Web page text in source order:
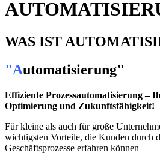
WAS IST
"Automatisierung"
Effiziente Prozessautomatisierung –
Optimierung und Zukunftsfähigkeit!
Für kleine als auch für große
wichtigsten Vorteile, die Kunden durch
Geschäftsprozesse erfahren können